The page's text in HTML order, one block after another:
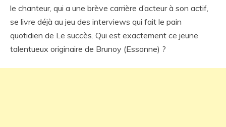
le chanteur, qui a une brève carrière d’acteur à son actif,
se livre déjà au jeu des interviews qui fait le pain
quotidien de Le succès. Qui est exactement ce jeune
talentueux originaire de Brunoy (Essonne) ?